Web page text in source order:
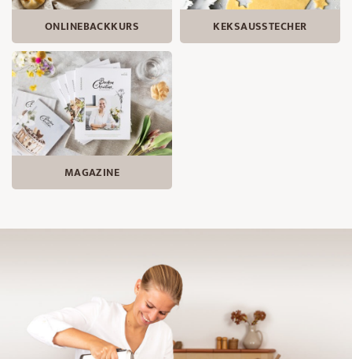
ONLINEBACKKURS KEKSAUSSTECHER
MAGAZINE